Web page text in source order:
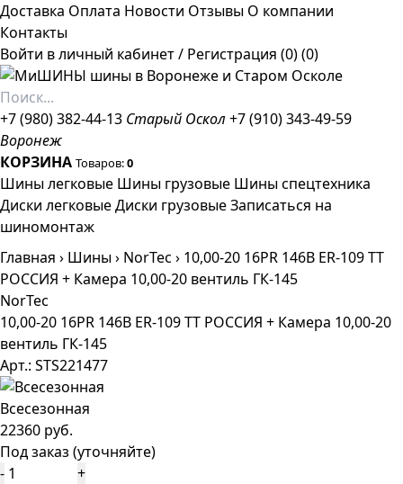
Доставка Оплата Новости Отзывы О компании
Контакты
Войти в личный кабинет/ Регистрация (0)(0)
+7 (980) 382-44-13 Старый Оскол +7 (910) 343-49-59
Воронеж
КОРЗИНА Товаров:0
Шины легковые Шины грузовые Шины спецтехника
Диски легковыеДиски грузовыеЗаписаться на
шиномонтаж
Главная › Шины› NorTec › 10,00-20 16PR 146B ER-109 TT
РОССИЯ + Камера 10,00-20 вентиль ГК-145
NorTec
10,00-20 16PR 146B ER-109 TT РОССИЯ + Камера 10,00-20
вентиль ГК-145
Арт.: STS221477
Всесезонная
22360 руб.
Под заказ (уточняйте)
-
+